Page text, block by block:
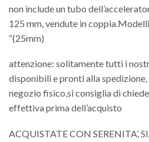
non include un tubo
125 mm, vendute in
“(25mm)
attenzione: solitamente tutti i
disponibili e pronti alla spedizione,
negozio fisico,si consiglia di
effettiva prima dell’acquisto
ACQUISTATE CON SERENITA’,